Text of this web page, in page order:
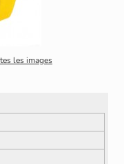
les images